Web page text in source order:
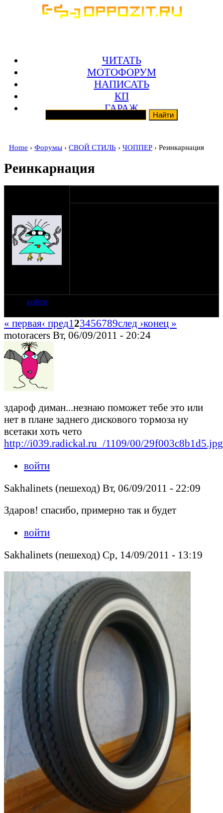
ЧИТАТЬ
МОТОФОРУМ
НАПИСАТЬ
КП
ГАРАЖ
Home › Форумы › СВОЙ СТИЛЬ › ЧОППЕР › Реинкарнация
Реинкарнация
войти
« первая‹ пред123456789след ›конец »
motoracers Вт, 06/09/2011 - 20:24
здароф диман...незнаю поможет тебе это или
нет в плане заднего дискового тормоза ну
всетаки хоть чето
http://i039.radickal.ru_/1109/00/29f003c8b1d5.jpg
войти
Sakhalinets (пешеход) Вт, 06/09/2011 - 22:09
Здаров! спасибо, примерно так и будет
войти
Sakhalinets (пешеход) Ср, 14/09/2011 - 13:19